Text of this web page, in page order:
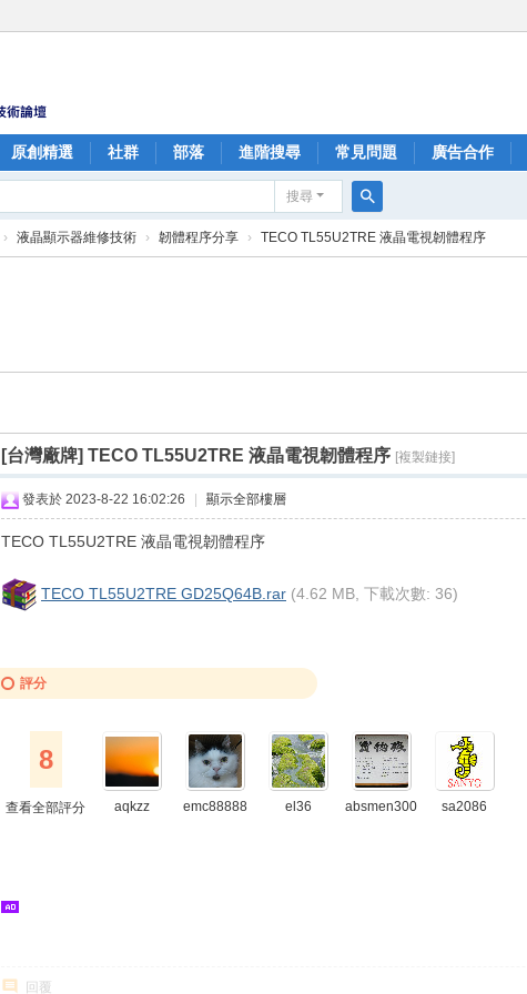
原創精選 社群 部落 進階搜尋 常見問題 廣告合作
搜尋
搜
尋
› 液晶顯示器維修技術 › 韌體程序分享 › TECO TL55U2TRE 液晶電視韌體程序
[台灣廠牌] TECO TL55U2TRE 液晶電視韌體程序 [複製鏈接]
發表於 2023-8-22 16:02:26 顯示全部樓層
TECO TL55U2TRE 液晶電視韌體程序
TECO TL55U2TRE GD25Q64B.rar (4.62 MB, 下載次數: 36)
評分
8
查看全部評分 aqkzz emc88888 el36
absmen300
sa2086
回覆